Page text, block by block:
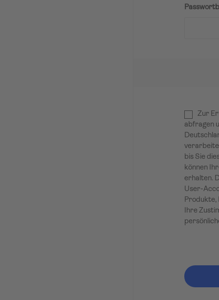
Zur
abfragen
bis Sie
können
erhalten.
User-
Produkte,
Ihre